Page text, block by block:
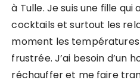
à Tulle. Je suis une fille qui
cocktails et surtout les
moment les
frustrée. J’ai besoin d’un
réchauffer et me faire